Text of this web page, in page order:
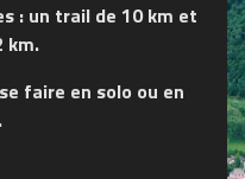
: un trail de 10 km et
km.
faire en solo ou en